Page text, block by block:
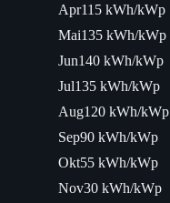
Apr115 kWh/kWp
Mai135 kWh/kWp
Jun140 kWh/kWp
Jul135 kWh/kWp
Aug120 kWh/kWp
Sep90 kWh/kWp
Okt55 kWh/kWp
Nov30 kWh/kWp